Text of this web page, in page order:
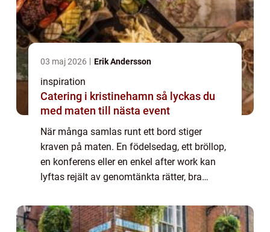
03 maj 2026 Erik Andersson
inspiration
Catering i kristinehamn så lyckas du
med maten till nästa event
När många samlas runt ett bord stiger
kraven på maten. En födelsedag, ett bröllop,
en konferens eller en enkel after work kan
lyftas rejält av genomtänkta rätter, bra
planeringen tid och energi. Därför välj...